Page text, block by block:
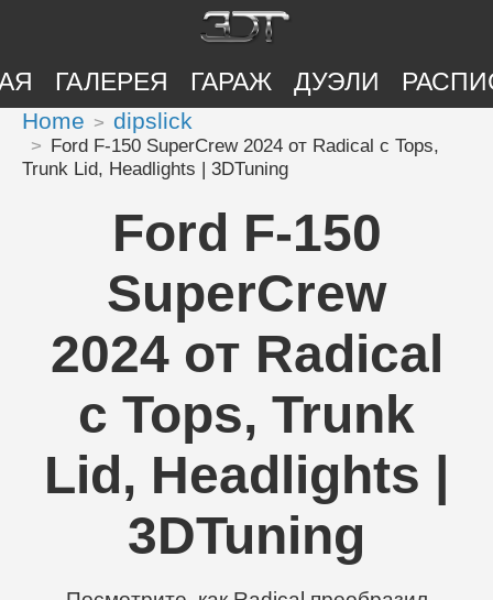
ГАЛЕРЕЯ ГАРАЖ ДУЭЛИ
Home dipslick
Ford F-150 SuperCrew 2024 от Radical с Tops,
Trunk Lid, Headlights | 3DTuning
Ford F-150
SuperCrew
2024 от Radical
с Tops, Trunk
Lid, Headlights |
3DTuning